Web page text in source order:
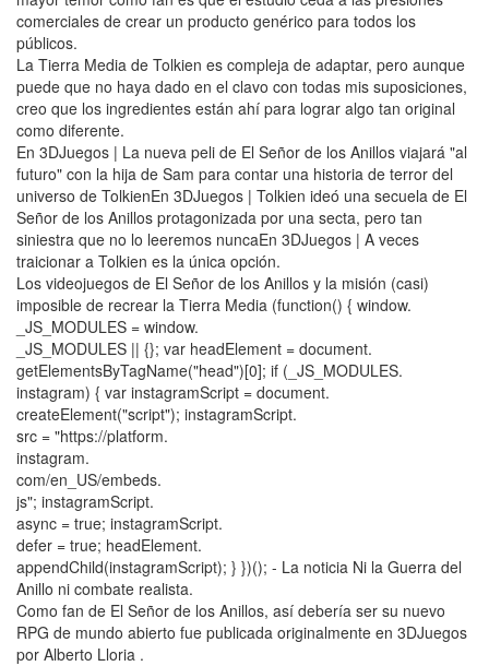
comerciales de crear un producto genérico para todos los
públicos.
La Tierra Media de Tolkien es compleja de adaptar, pero aunque
puede que no haya dado en el clavo con todas mis suposiciones,
creo que los ingredientes están ahí para lograr algo tan original
como diferente.
En 3DJuegos | La nueva peli de El Señor de los Anillos viajará "al
futuro" con la hija de Sam para contar una historia de terror del
universo de TolkienEn 3DJuegos | Tolkien ideó una secuela de El
Señor de los Anillos protagonizada por una secta, pero tan
siniestra que no lo leeremos nuncaEn 3DJuegos | A veces
traicionar a Tolkien es la única opción.
Los videojuegos de El Señor de los Anillos y la misión (casi)
imposible de recrear la Tierra Media (function() { window.
_JS_MODULES = window.
_JS_MODULES || {}; var headElement = document.
getElementsByTagName("head")[0]; if (_JS_MODULES.
instagram) { var instagramScript = document.
createElement("script"); instagramScript.
src = "https://platform.
instagram.
com/en_US/embeds.
js"; instagramScript.
async = true; instagramScript.
defer = true; headElement.
appendChild(instagramScript); } })(); - La noticia Ni la Guerra del
Anillo ni combate realista.
Como fan de El Señor de los Anillos, así debería ser su nuevo
RPG de mundo abierto fue publicada originalmente en 3DJuegos
por Alberto Lloria .